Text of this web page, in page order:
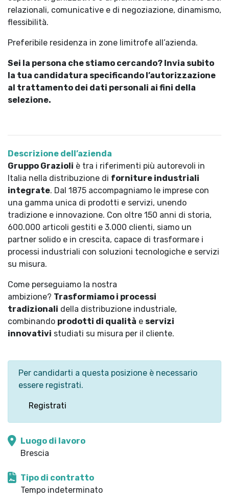
relazionali, comunicative e di negoziazione, dinamismo,
flessibilità.
Preferibile residenza in zone limitrofe all’azienda.
Sei la persona che stiamo cercando? Invia subito
la tua candidatura specificando l’autorizzazione
al trattamento dei dati personali ai fini della
selezione.
Descrizione dell’azienda
Gruppo Grazioli è tra i riferimenti più autorevoli in
Italia nella distribuzione di forniture industriali
integrate. Dal 1875 accompagniamo le imprese con
una gamma unica di prodotti e servizi, unendo
tradizione e innovazione. Con oltre 150 anni di storia,
600.000 articoli gestiti e 3.000 clienti, siamo un
partner solido e in crescita, capace di trasformare i
processi industriali con soluzioni tecnologiche e servizi
su misura.
Come perseguiamo la nostra
ambizione? Trasformiamo i processi
tradizionali della distribuzione industriale,
combinando prodotti di qualità e servizi
innovativi studiati su misura per il cliente.
Per candidarti a questa posizione è necessario
essere registrati.
Registrati
Luogo di lavoro
Brescia
Tipo di contratto
Tempo indeterminato